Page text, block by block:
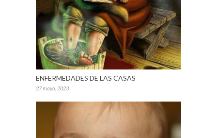
ENFERMEDADES DE LAS CASAS
27 mayo, 2023